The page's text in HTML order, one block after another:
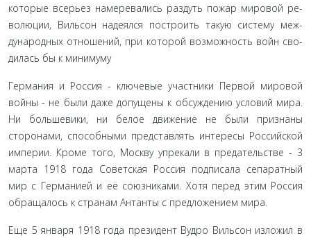
которые всерьез намеревались раздуть пожар мировой ре­
волюции, Вильсон надеялся построить такую систему меж­
дународных отношений, при которой возможность войн сво­
дилась бы к минимуму
Германия и Россия - ключевые участники Первой миро­вой
войны - не были даже допущены к обсуждению условий мира.
Ни большевики, ни белое движение не были признаны
сторонами, способными представлять интересы Российской
империи. Кроме того, Москву упрекали в предательстве - 3
марта 1918 года Советская Россия подписала сепаратный
мир с Германией и её союзниками. Хотя перед этим Россия
обращалось к странам Антанты с предложением мира.
Еще 5 января 1918 года президент Вудро Вильсон изло­жил в